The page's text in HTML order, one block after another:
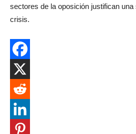
sectores de la oposición justifican una
crisis.